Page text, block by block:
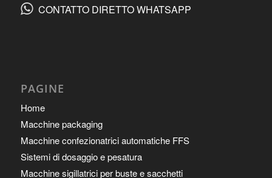
CONTATTO DIRETTO WHATSAPP
PAGINE
Home
Macchine packaging
Macchine confezionatrici automatiche FFS
Sistemi di dosaggio e pesatura
Macchine sigillatrici per buste e sacchetti